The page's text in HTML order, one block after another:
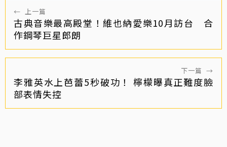
← 上一篇
古典音樂最高殿堂！維也納愛樂10月訪台 合
作鋼琴巨星郎朗
下一篇 →
李雅英水上芭蕾5秒破功！ 檸檬曝真正難度臉
部表情失控